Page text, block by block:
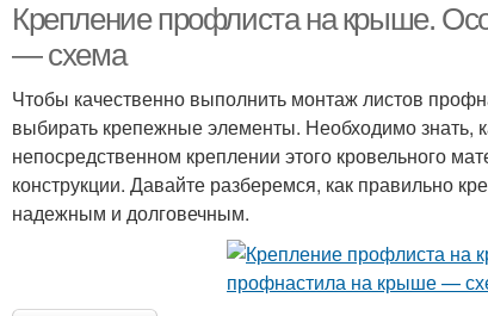
Крепление профлиста на крыше.
— схема
Чтобы качественно выполнить монтаж листов
выбирать крепежные элементы. Необходимо знать,
непосредственном креплении этого кровельного
конструкции. Давайте разберемся, как правильно
надежным и долговечным.